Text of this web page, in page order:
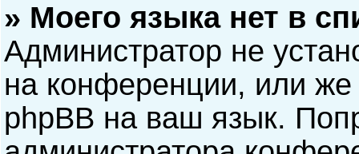
» Моего языка нет в
Администратор не
на конференции, или же
phpBB на ваш язык.